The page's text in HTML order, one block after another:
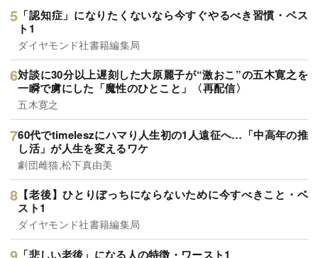
「認知症」になりたくないなら今すぐやるべき習慣・ベス
ト1
ダイヤモンド社書籍編集局
対談に30分以上遅刻した大原麗子が“激おこ”の五木寛之を
一瞬で虜にした「魔性のひとこと」〈再配信〉
五木寛之
60代でtimeleszにハマり人生初の1人遠征へ…「中高年の推
し活」が人生を変えるワケ
劇団雌猫,松下真由美
【老後】ひとりぼっちにならないために今すべきこと・ベ
スト1
ダイヤモンド社書籍編集局
「悲しい老後」になる人の特徴・ワースト1